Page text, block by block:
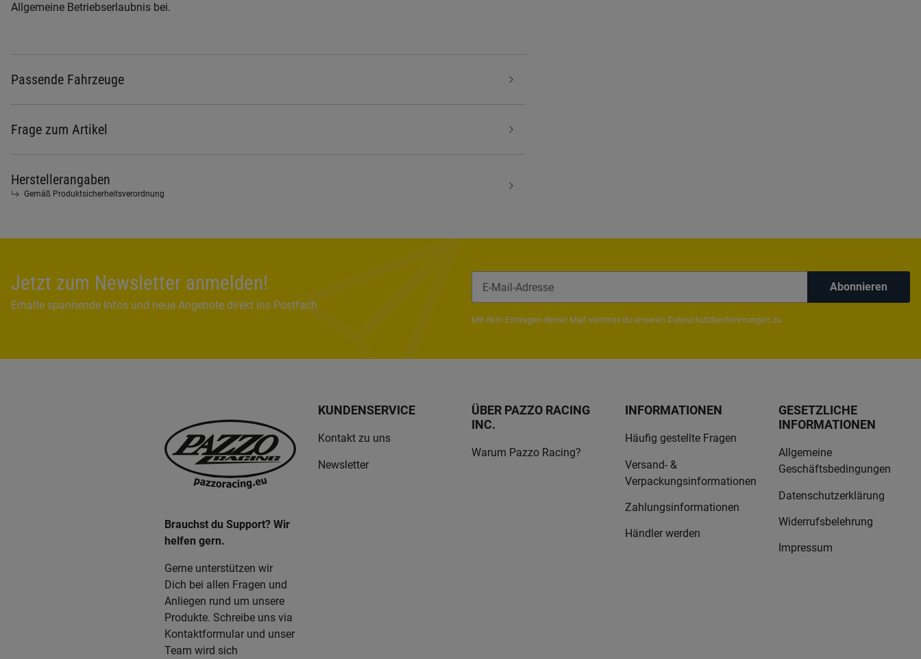
Allgemeine Betriebserlaubnis bei.
Passende Fahrzeuge
Frage zum Artikel
Herstellerangaben
Gemäß Produktsicherheitsverordnung
Jetzt zum Newsletter anmelden!
Erhalte spannende Infos und neue Angebote direkt ins Postfach
Abonnieren
Mit dem Eintragen deiner Mail stimmst du unseren Dateschutzbestimmungen zu.
Brauchst du Support? Wir
helfen gern.
Gerne unterstützen wir
Dich bei allen Fragen und
Anliegen rund um unsere
Produkte. Schreibe uns via
Kontaktformular und unser
Team wird sich
KUNDENSERVICE
Kontakt zu uns
Newsletter
ÜBER PAZZO RACING
INC.
Warum Pazzo Racing?
INFORMATIONEN
Häufig gestellte Fragen
Versand- &
Verpackungsinformationen
Zahlungsinformationen
Händler werden
GESETZLICHE
INFORMATIONEN
Allgemeine
Geschäftsbedingungen
Datenschutzerklärung
Widerrufsbelehrung
Impressum